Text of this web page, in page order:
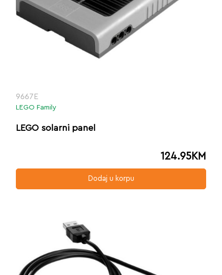
9667E
LEGO Family
LEGO solarni panel
124.95KM
Dodaj u korpu